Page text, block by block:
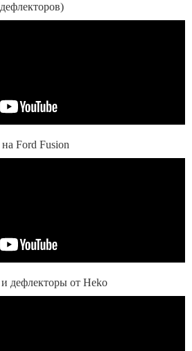
Ford Fusion
дефлекторы от Heko